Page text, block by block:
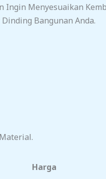
Ingin Menyesuaikan
Bangunan Anda.
Harga